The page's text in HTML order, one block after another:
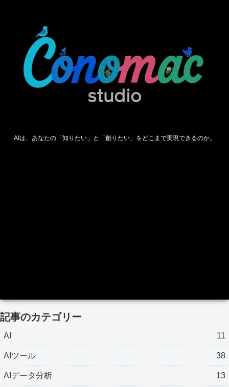
AIは、あなたの「知りたい」と「創りたい」をどこまで実現できるのか。
記事のカテゴリー
AI 11
AIツール 38
AIデータ分析 13